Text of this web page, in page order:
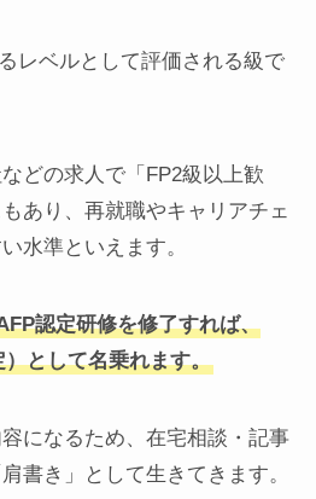
レベルとして評価される級で
どの求人で「FP2級以上歓
あり、再就職やキャリアチェ
水準といえます。
認定研修を修了すれば、
として名乗れます。
になるため、在宅相談・記事
書き」として生きてきます。